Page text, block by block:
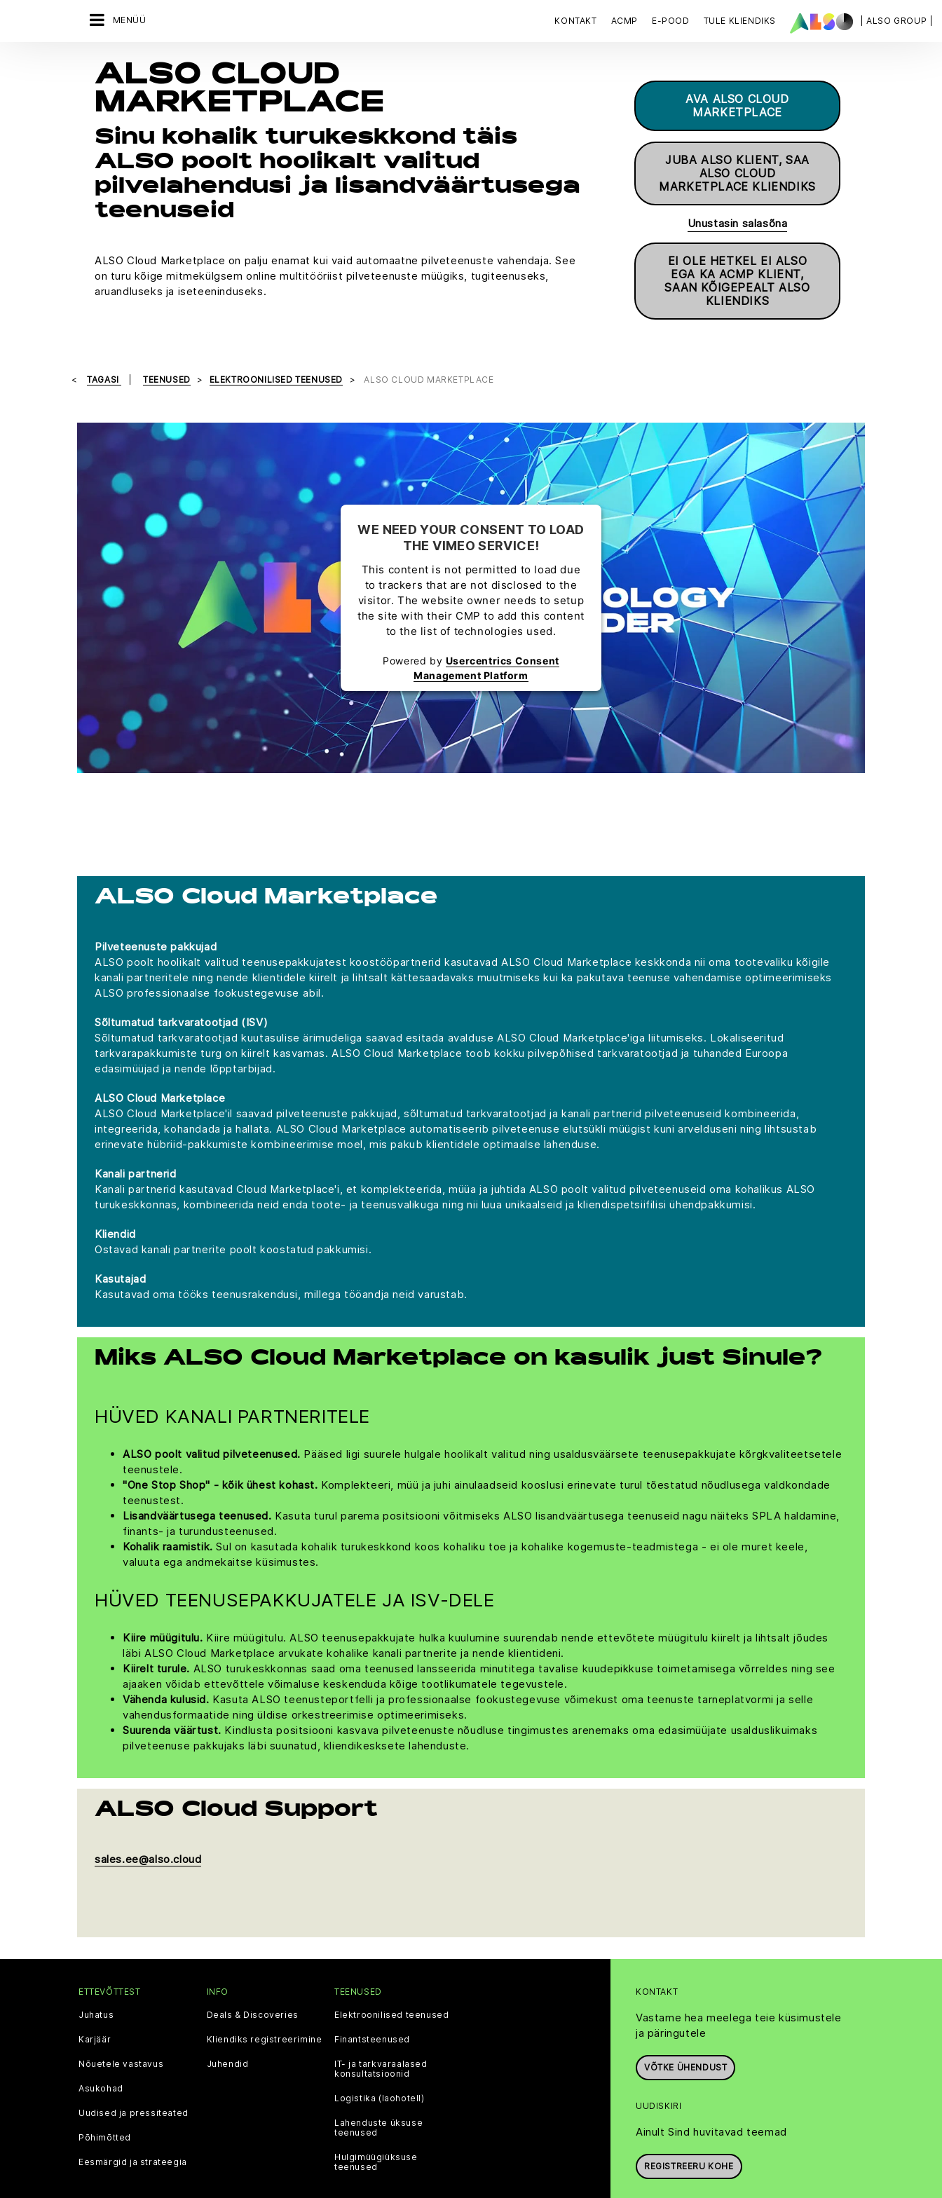
MENÜÜ | ALSO GROUP |
KONTAKT ACMP E-POOD TULE KLIENDIKS
ALSO CLOUD
MARKETPLACE
Sinu kohalik turukeskkond täis
ALSO poolt hoolikalt valitud
pilvelahendusi ja lisandväärtusega
teenuseid
ALSO Cloud Marketplace on palju enamat kui vaid automaatne pilveteenuste vahendaja. See
on turu kõige mitmekülgsem online multitööriist pilveteenuste müügiks, tugiteenuseks,
aruandluseks ja iseteeninduseks.
AVA ALSO CLOUD
MARKETPLACE
JUBA ALSO KLIENT, SAA
ALSO CLOUD
MARKETPLACE KLIENDIKS
Unustasin salasõna
EI OLE HETKEL EI ALSO
EGA KA ACMP KLIENT,
SAAN KÕIGEPEALT ALSO
KLIENDIKS
TAGASI TEENUSED ELEKTROONILISED TEENUSED ALSO CLOUD MARKETPLACE
WE NEED YOUR CONSENT TO LOAD
THE VIMEO SERVICE!
This content is not permitted to load due
to trackers that are not disclosed to the
visitor. The website owner needs to setup
the site with their CMP to add this content
to the list of technologies used.
Powered by Usercentrics Consent
Management Platform
ALSO Cloud Marketplace
Pilveteenuste pakkujad
ALSO poolt hoolikalt valitud teenusepakkujatest koostööpartnerid kasutavad ALSO Cloud Marketplace keskkonda nii oma tootevaliku kõigile
kanali partneritele ning nende klientidele kiirelt ja lihtsalt kättesaadavaks muutmiseks kui ka pakutava teenuse vahendamise optimeerimiseks
ALSO professionaalse fookustegevuse abil.
Sõltumatud tarkvaratootjad (ISV)
Sõltumatud tarkvaratootjad kuutasulise ärimudeliga saavad esitada avalduse ALSO Cloud Marketplace'iga liitumiseks. Lokaliseeritud
tarkvarapakkumiste turg on kiirelt kasvamas. ALSO Cloud Marketplace toob kokku pilvepõhised tarkvaratootjad ja tuhanded Euroopa
edasimüüjad ja nende lõpptarbijad.
ALSO Cloud Marketplace
ALSO Cloud Marketplace'il saavad pilveteenuste pakkujad, sõltumatud tarkvaratootjad ja kanali partnerid pilveteenuseid kombineerida,
integreerida, kohandada ja hallata. ALSO Cloud Marketplace automatiseerib pilveteenuse elutsükli müügist kuni arvelduseni ning lihtsustab
erinevate hübriid-pakkumiste kombineerimise moel, mis pakub klientidele optimaalse lahenduse.
Kanali partnerid
Kanali partnerid kasutavad Cloud Marketplace'i, et komplekteerida, müüa ja juhtida ALSO poolt valitud pilveteenuseid oma kohalikus ALSO
turukeskkonnas, kombineerida neid enda toote- ja teenusvalikuga ning nii luua unikaalseid ja kliendispetsiifilisi ühendpakkumisi.
Kliendid
Ostavad kanali partnerite poolt koostatud pakkumisi.
Kasutajad
Kasutavad oma tööks teenusrakendusi, millega tööandja neid varustab.
Miks ALSO Cloud Marketplace on kasulik just Sinule?
HÜVED KANALI PARTNERITELE
ALSO poolt valitud pilveteenused. Pääsed ligi suurele hulgale hoolikalt valitud ning usaldusväärsete teenusepakkujate kõrgkvaliteetsetele
teenustele.
"One Stop Shop" - kõik ühest kohast. Komplekteeri, müü ja juhi ainulaadseid kooslusi erinevate turul tõestatud nõudlusega valdkondade
teenustest.
Lisandväärtusega teenused. Kasuta turul parema positsiooni võitmiseks ALSO lisandväärtusega teenuseid nagu näiteks SPLA haldamine,
finants- ja turundusteenused.
Kohalik raamistik. Sul on kasutada kohalik turukeskkond koos kohaliku toe ja kohalike kogemuste-teadmistega - ei ole muret keele,
valuuta ega andmekaitse küsimustes.
HÜVED TEENUSEPAKKUJATELE JA ISV-DELE
Kiire müügitulu. Kiire müügitulu. ALSO teenusepakkujate hulka kuulumine suurendab nende ettevõtete müügitulu kiirelt ja lihtsalt jõudes
läbi ALSO Cloud Marketplace arvukate kohalike kanali partnerite ja nende klientideni.
Kiirelt turule. ALSO turukeskkonnas saad oma teenused lansseerida minutitega tavalise kuudepikkuse toimetamisega võrreldes ning see
ajaaken võidab ettevõttele võimaluse keskenduda kõige tootlikumatele tegevustele.
Vähenda kulusid. Kasuta ALSO teenusteportfelli ja professionaalse fookustegevuse võimekust oma teenuste tarneplatvormi ja selle
vahendusformaatide ning üldise orkestreerimise optimeerimiseks.
Suurenda väärtust. Kindlusta positsiooni kasvava pilveteenuste nõudluse tingimustes arenemaks oma edasimüüjate usalduslikuimaks
pilveteenuse pakkujaks läbi suunatud, kliendikesksete lahenduste.
ALSO Cloud Support
sales.ee@also.cloud
KONTAKT
Vastame hea meelega teie küsimustele
ja päringutele
VÕTKE ÜHENDUST
UUDISKIRI
Ainult Sind huvitavad teemad
REGISTREERU KOHE
ETTEVÕTTEST
Juhatus
Karjäär
Nõuetele vastavus
Asukohad
Uudised ja pressiteated
Põhimõtted
Eesmärgid ja strateegia
INFO
Deals & Discoveries
Kliendiks registreerimine
Juhendid
TEENUSED
Elektroonilised teenused
Finantsteenused
IT- ja tarkvaraalased
konsultatsioonid
Logistika (laohotell)
Lahenduste üksuse
teenused
Hulgimüügiüksuse
teenused